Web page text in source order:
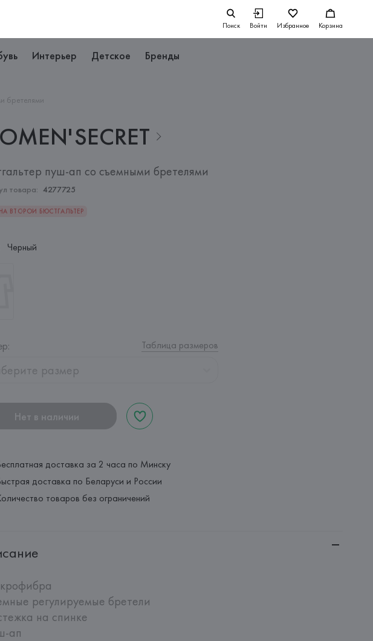
Поиск Войти Избранное Корзина
Интерьер Детское Бренды
бретелями
пуш-ап со съемными бретелями
товара: 4277725
ВТОРОЙ БЮСТГАЛЬТЕР
Черный
: Таблица размеров
размер
Нет в наличии
доставка за 2 часа по Минску
доставка по Беларуси и России
товаров без ограничений
регулируемые бретели
на спинке
ап